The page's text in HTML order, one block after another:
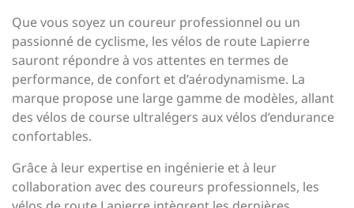
Que vous soyez un coureur professionnel ou un
passionné de cyclisme, les vélos de route Lapierre
sauront répondre à vos attentes en termes de
performance, de confort et d’aérodynamisme. La
marque propose une large gamme de modèles, allant
des vélos de course ultralégers aux vélos d’endurance
confortables.
Grâce à leur expertise en ingénierie et à leur
collaboration avec des coureurs professionnels, les